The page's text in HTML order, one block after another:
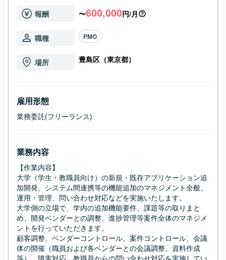
報酬 〜600,000円/月
職種 PMO
場所 豊島区（東京都）
雇用形態
業務委託(フリーランス)
業務内容
【作業内容】
大学（学生・教職員向け）の新規・既存アプリケーション追
加開発、システム間連携等の機能追加のマネジメント全般、
運用・管理、問い合わせ対応などを実施いたします。
大学側の立場で、学内の追加機能要件、課題等の取りまと
め、開発ベンダーとの調整、進捗管理等案件全体のマネジメ
ントを行っていただきます。
顧客調整、ベンダーコントロール、案件コントロール、会議
体の開催（職員および各ベンダーとの会議調整、資料作成
等）、障害対応、教職員からの問い合わせ対応を実施してい